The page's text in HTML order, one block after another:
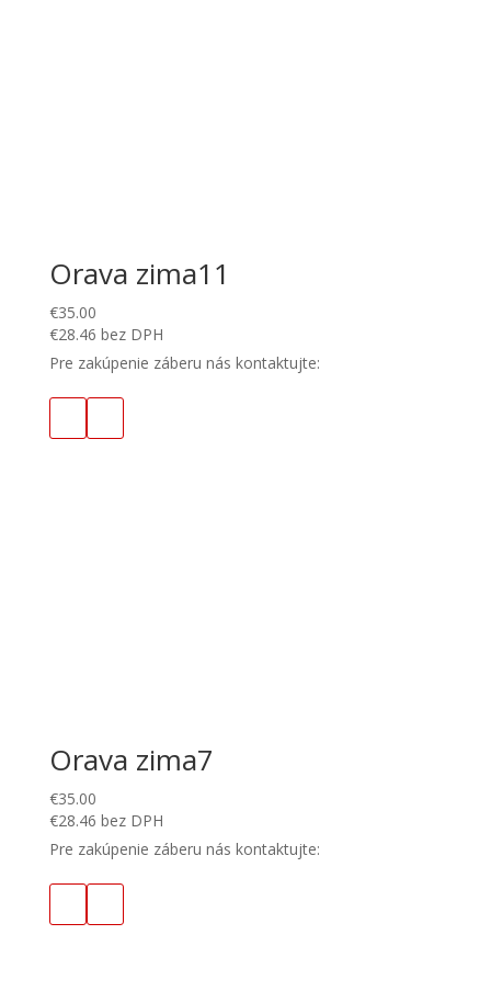
Orava zima11
€35.00
€28.46 bez DPH
Pre zakúpenie záberu nás kontaktujte:
Orava zima7
€35.00
€28.46 bez DPH
Pre zakúpenie záberu nás kontaktujte: